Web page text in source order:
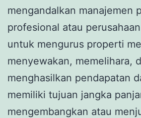
mengandalkan manajemen
profesional atau
untuk mengurus properti
menyewakan, memelihara,
menghasilkan pendapatan
memiliki tujuan jangka
mengembangkan atau